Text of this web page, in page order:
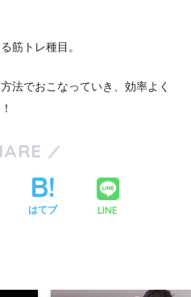
筋トレ種目。
法でおこなっていき、効率よく
はてブ LINE